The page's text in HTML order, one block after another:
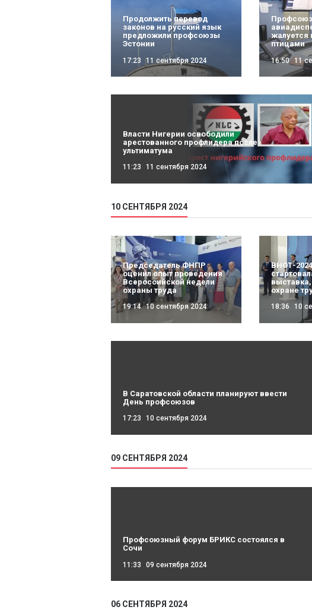
Продолжить перевод
законов на русский язык
предложили профсоюзы
Эстонии
17:23 11 сентября 2024
Профсоюз
жалуется
птицами
16:50 11
Власти Нигерии освободили
арестованного профлидера после
ультиматума
11:23 11 сентября 2024
10 СЕНТЯБРЯ 2024
Председатель ФНПР
оценил опыт проведения
Всероссийской недели
охраны труда
19:14 10 сентября 2024
ВНОТ-
охране
18:36 10
В Саратовской области планируют ввести
День профсоюзов
17:23 10 сентября 2024
09 СЕНТЯБРЯ 2024
Профсоюзный форум БРИКС состоялся в
Сочи
11:33 09 сентября 2024
06 СЕНТЯБРЯ 2024